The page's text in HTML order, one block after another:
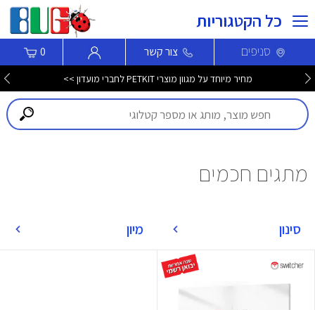
כל הקטגוריות
סניפים צור קשר 0
מחיר מיוחד על מגוון מוצרי PETKIT לחברי מועדון >>
מתגים חכמים
סינון מיון